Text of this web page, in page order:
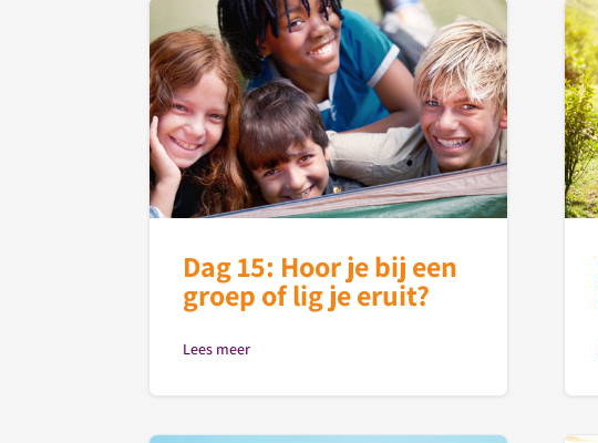
Dag 15: Hoor je bij een
groep of lig je eruit?
Lees meer